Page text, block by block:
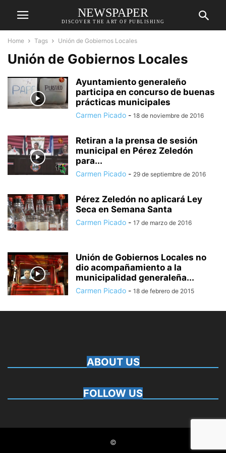
NEWSPAPER
DISCOVER THE ART OF PUBLISHING
Home Tags Unión de Gobiernos Locales
Unión de Gobiernos Locales
Ayuntamiento generaleño
participa en concurso de buenas
prácticas municipales
Carmen Picado - 18 de noviembre de 2016
Retiran a la prensa de sesión
municipal en Pérez Zeledón
para...
Carmen Picado - 29 de septiembre de 2016
Pérez Zeledón no aplicará Ley
Seca en Semana Santa
Carmen Picado - 17 de marzo de 2016
Unión de Gobiernos Locales no
dio acompañamiento a la
municipalidad generaleña...
Carmen Picado - 18 de febrero de 2015
ABOUT US
FOLLOW US
©